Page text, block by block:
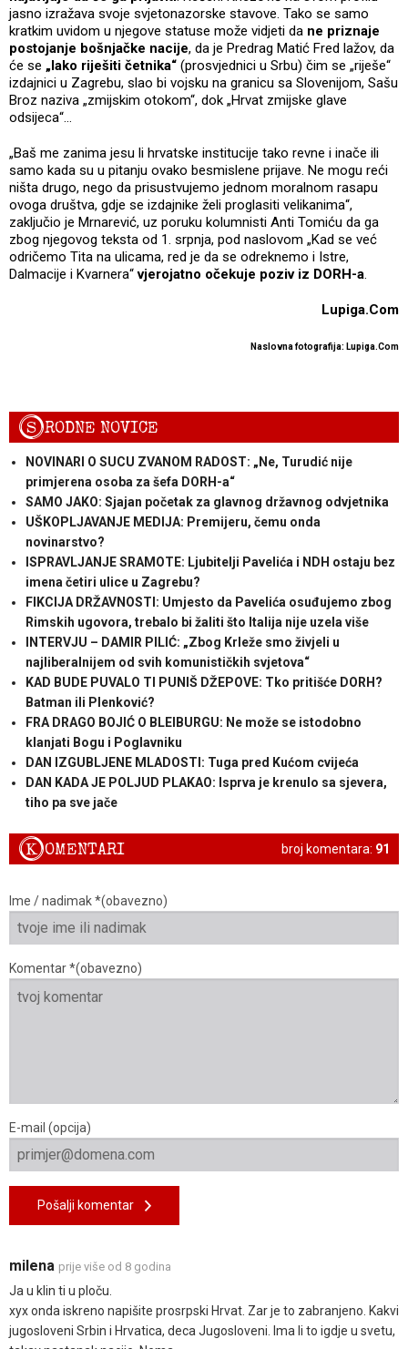
jasno izražava svoje svjetonazorske stavove. Tako se samo
kratkim uvidom u njegove statuse može vidjeti da ne priznaje
postojanje bošnjačke nacije, da je Predrag Matić Fred lažov, da
će se „lako riješiti četnika“ (prosvjednici u Srbu) čim se „riješe“
izdajnici u Zagrebu, slao bi vojsku na granicu sa Slovenijom, Sašu
Broz naziva „zmijskim otokom“, dok „Hrvat zmijske glave
odsijeca“…
„Baš me zanima jesu li hrvatske institucije tako revne i inače ili
samo kada su u pitanju ovako besmislene prijave. Ne mogu reći
ništa drugo, nego da prisustvujemo jednom moralnom rasapu
ovoga društva, gdje se izdajnike želi proglasiti velikanima“,
zaključio je Mrnarević, uz poruku kolumnisti Anti Tomiću da ga
zbog njegovog teksta od 1. srpnja, pod naslovom „Kad se već
odričemo Tita na ulicama, red je da se odreknemo i Istre,
Dalmacije i Kvarnera“vjerojatno očekuje poziv iz DORH-a.
Lupiga.Com
Naslovna fotografija: Lupiga.Com
SRODNE NOVICE
NOVINARI O SUCU ZVANOM RADOST: „Ne, Turudić nije
primjerena osoba za šefa DORH-a“
SAMO JAKO: Sjajan početak za glavnog državnog odvjetnika
UŠKOPLJAVANJE MEDIJA: Premijeru, čemu onda
novinarstvo?
ISPRAVLJANJE SRAMOTE: Ljubitelji Pavelića i NDH ostaju bez
imena četiri ulice u Zagrebu?
FIKCIJA DRŽAVNOSTI: Umjesto da Pavelića osuđujemo zbog
Rimskih ugovora, trebalo bi žaliti što Italija nije uzela više
INTERVJU – DAMIR PILIĆ: „Zbog Krleže smo živjeli u
najliberalnijem od svih komunističkih svjetova“
KAD BUDE PUVALO TI PUNIŠ DŽEPOVE: Tko pritišće DORH?
Batman ili Plenković?
FRA DRAGO BOJIĆ O BLEIBURGU: Ne može se istodobno
klanjati Bogu i Poglavniku
DAN IZGUBLJENE MLADOSTI: Tuga pred Kućom cvijeća
DAN KADA JE POLJUD PLAKAO: Isprva je krenulo sa sjevera,
tiho pa sve jače
broj komentara: 91
KOMENTARI
Ime / nadimak *(obavezno)
Komentar *(obavezno)
E-mail (opcija)
Pošalji komentar
milena prije više od 8 godina
Ja u klin ti u ploču.
xyx onda iskreno napišite prosrpski Hrvat. Zar je to zabranjeno. Kakvi
jugosloveni Srbin i Hrvatica, deca Jugosloveni. Ima li to igdje u svetu,